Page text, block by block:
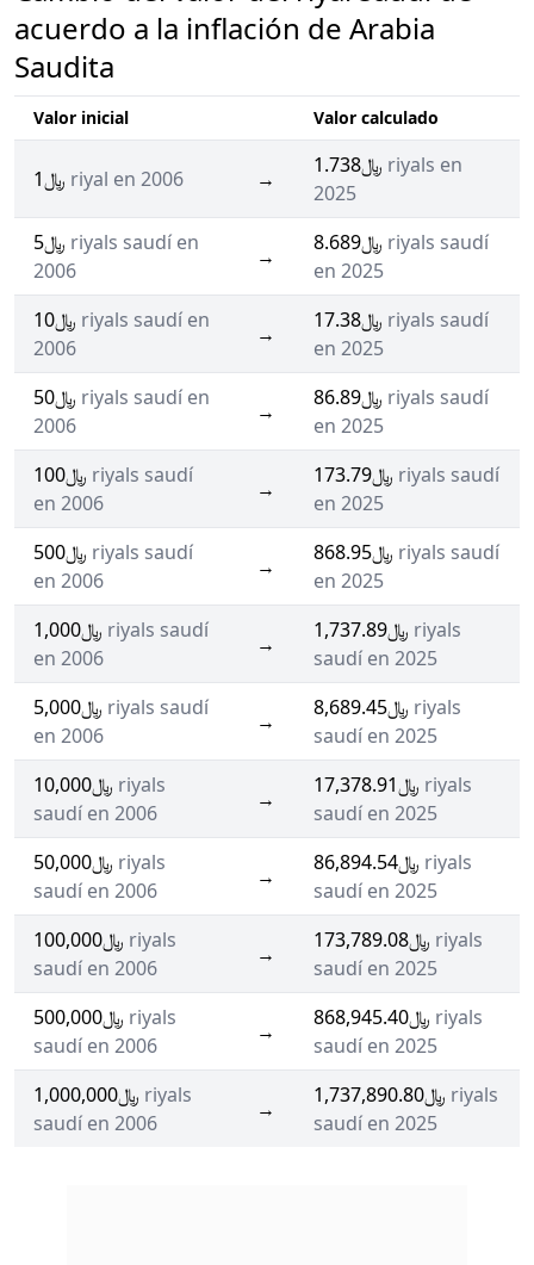
acuerdo a la inflación de Arabia
Saudita
Valor inicial Valor calculado
riyal en 2006 →
riyals en
2025
riyals saudí en
2006
→
riyals saudí
en 2025
riyals saudí en
2006
→
riyals saudí
en 2025
riyals saudí en
2006
→
riyals saudí
en 2025
riyals saudí
en 2006
→
riyals saudí
en 2025
riyals saudí
en 2006
→
riyals saudí
en 2025
riyals saudí
en 2006
→
riyals
saudí en 2025
riyals saudí
en 2006
→
riyals
saudí en 2025
riyals
saudí en 2006
→
riyals
saudí en 2025
riyals
saudí en 2006
→
riyals
saudí en 2025
riyals
saudí en 2006
→
riyals
saudí en 2025
riyals
saudí en 2006
→
riyals
saudí en 2025
riyals
saudí en 2006
→
riyals
saudí en 2025